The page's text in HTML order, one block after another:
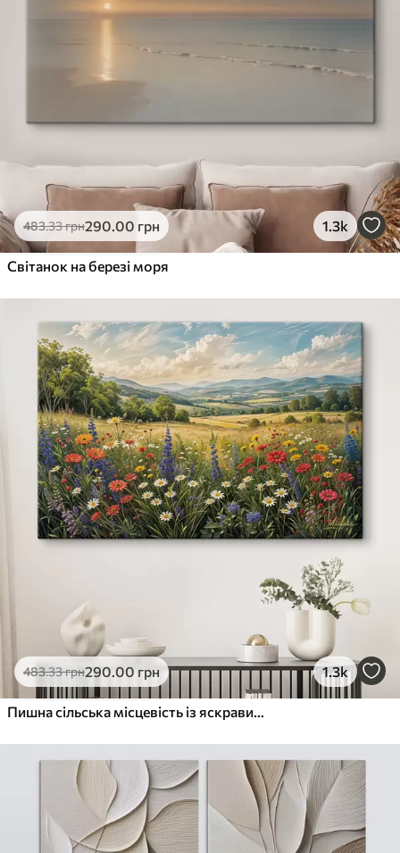
483.33грн290.00 грн 1.3k
Світанок на березі моря
483.33грн290.00 грн 1.3k
Пишна сільська місцевість із яскравим лугом диких квітів, наповненим різнокольоровими квітами під хмарним небом